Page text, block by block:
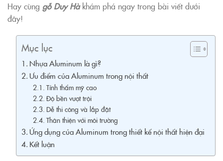
Hay cùng gỗ Duy Hàkhám phá ngay trong bài viết dưới
đây!
Mục lục
Nhựa Aluminum là gì?
Ưu điểm của Aluminum trong nội thất
Tính thẩm mỹ cao
Độ bền vượt trội
Dễ thi công và lắp đặt
Thân thiện với môi trường
Ứng dụng của Aluminum trong thiết kế nội thất hiện đại
Kết luận